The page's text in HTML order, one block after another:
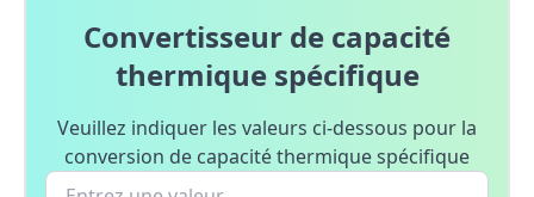
Convertisseur de capacité
thermique spécifique
Veuillez indiquer les valeurs ci-dessous pour la
conversion de capacité thermique spécifique